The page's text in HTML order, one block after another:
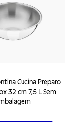
Cucina Preparo
32 cm 7,5 L Sem